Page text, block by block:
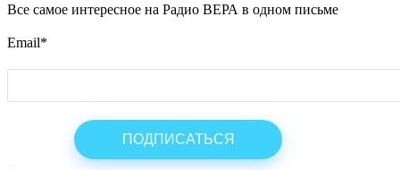
Все самое интересное на Радио ВЕРА в одном письме
Email*